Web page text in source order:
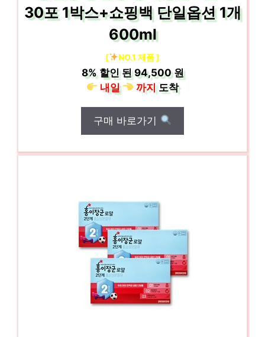
30포 1박스+쇼핑백 단일옵션 1개
600ml
[ NO.1 제품 ]
8%할인 된94,500 원
내일
까지도착
구매 바로가기